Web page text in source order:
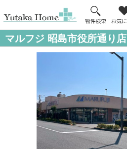
マルフジ 昭島市役所通り店